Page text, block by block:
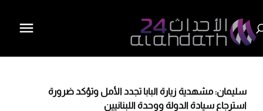
سليمان: مشهدية زيارة البابا تجدد الأمل وتؤكد ضرورة
استرجاع سيادة الدولة ووحدة اللبنانيين